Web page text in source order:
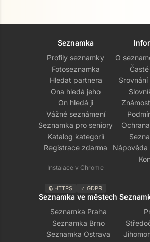
Seznamka
Profily seznamky
Fotoseznamka
Hledat partnera
Ona hledá jeho
On hledá ji
Vážné seznámení
Seznamka pro seniory
Katalog kategorií
Registrace zdarma
Instalace v Chrome
🔒 HTTPS ✓ GDPR
O
Nápověda
Seznamka ve městech
Seznamka Praha
Seznamka Brno
Seznamka Ostrava